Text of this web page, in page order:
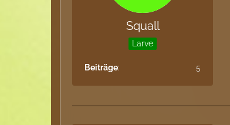
Squall
Larve
Beiträge 5